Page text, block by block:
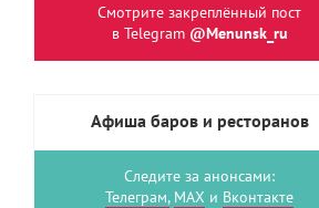
Смотрите закреплённый пост
в Telegram @Menunsk_ru
Афиша баров и ресторанов
Следите за анонсами:
Телеграм, MAX и Вконтакте